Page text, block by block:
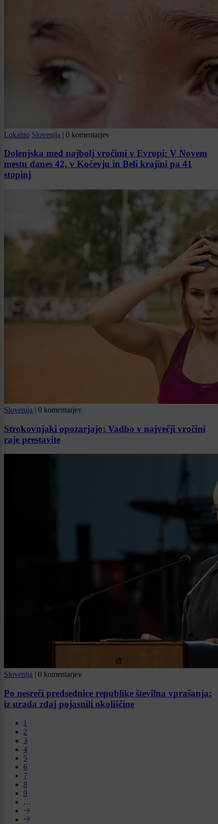
Lokalno Slovenija | 0 komentarjev
Dolenjska med najbolj vročimi v Evropi: V Novem
mestu danes 42, v Kočevju in Beli krajini pa 41
stopinj
Slovenija | 0 komentarjev
Strokovnjaki opozarjajo: Vadbo v največji vročini
raje prestavite
Slovenija | 0 komentarjev
Po nesreči predsednice republike številna vprašanja:
iz urada zdaj pojasnili okoliščine
1
2
3
4
5
6
7
8
9
…